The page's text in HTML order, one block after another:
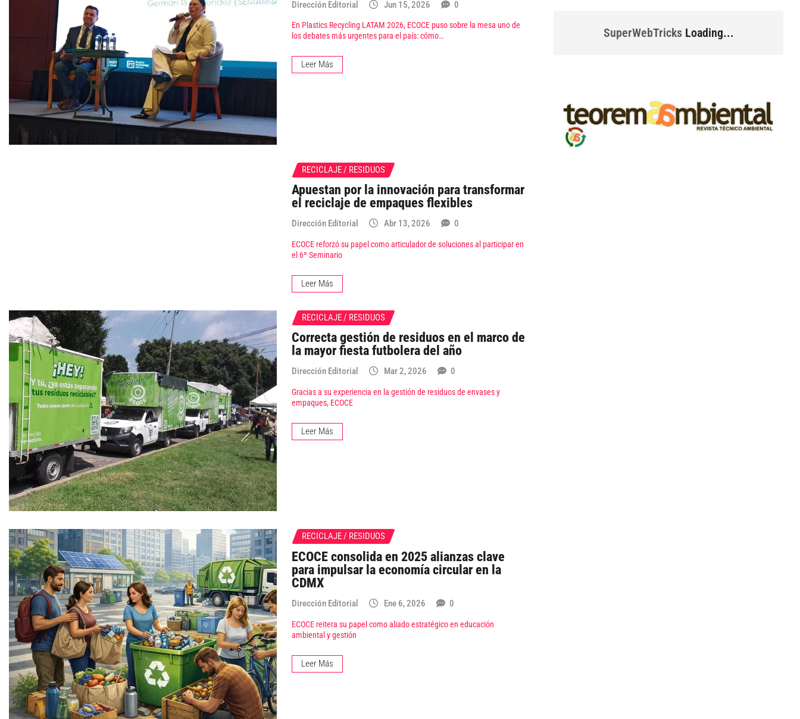
Dirección Editorial Jun 15, 2026 0
En Plastics Recycling LATAM 2026, ECOCE puso sobre la mesa uno de
los debates más urgentes para el país: cómo…
Leer Más
RECICLAJE / RESIDUOS
Apuestan por la innovación para transformar
el reciclaje de empaques flexibles
Dirección Editorial Abr 13, 2026 0
ECOCE reforzó su papel como articulador de soluciones al participar en
el 6º Seminario
Leer Más
RECICLAJE / RESIDUOS
Correcta gestión de residuos en el marco de
la mayor fiesta futbolera del año
Dirección Editorial Mar 2, 2026 0
Gracias a su experiencia en la gestión de residuos de envases y
empaques, ECOCE
Leer Más
RECICLAJE / RESIDUOS
ECOCE consolida en 2025 alianzas clave
para impulsar la economía circular en la
CDMX
Dirección Editorial Ene 6, 2026 0
ECOCE reitera su papel como aliado estratégico en educación
ambiental y gestión
Leer Más
SuperWebTricksLoading...